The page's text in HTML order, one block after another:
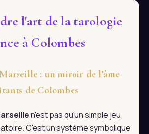
l'art de la tarologie
à Colombes
: un miroir de l'âme
de Colombes
n'est pas qu'un simple jeu
C'est un système symbolique